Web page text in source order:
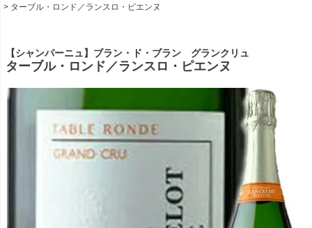
ターブル・ロンド／ランスロ・ピエンヌ
【シャンパーニュ】ブラン・ド・ブラン グランクリュ
ターブル・ロンド／ランスロ・ピエンヌ